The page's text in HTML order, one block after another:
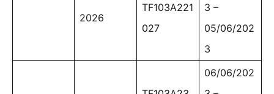
2026
TF103A221
027
3 –
05/06/202
3
06/06/202